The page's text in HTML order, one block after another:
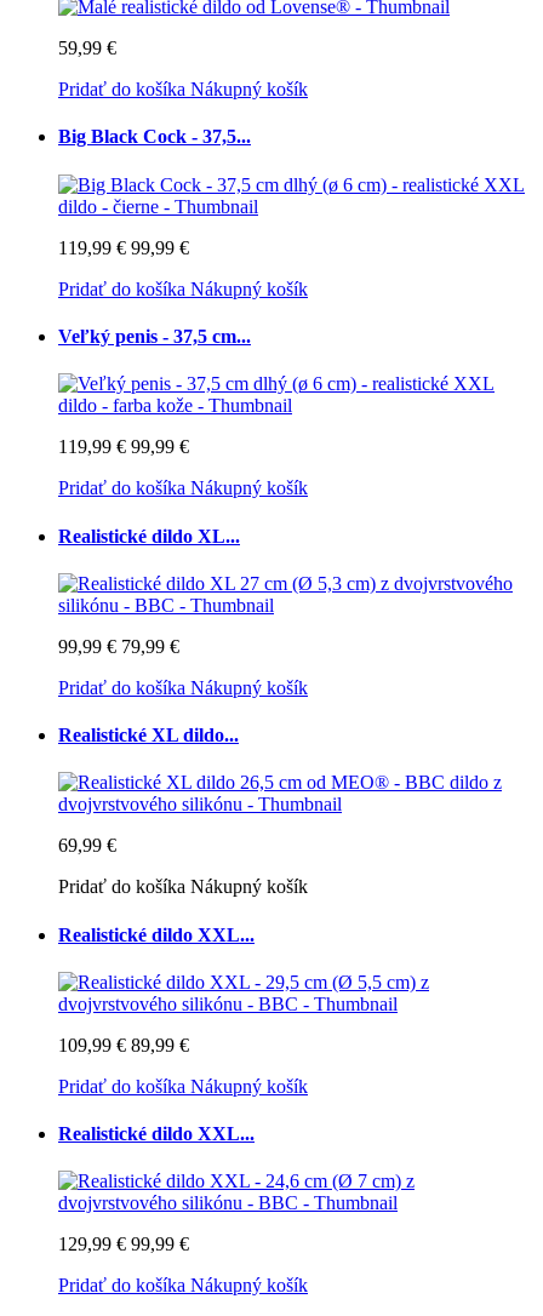
59,99 €
Pridať do košíka Nákupný košík
Big Black Cock - 37,5...
119,99 € 99,99 €
Pridať do košíka Nákupný košík
Veľký penis - 37,5 cm...
119,99 € 99,99 €
Pridať do košíka Nákupný košík
Realistické dildo XL...
99,99 € 79,99 €
Pridať do košíka Nákupný košík
Realistické XL dildo...
69,99 €
Pridať do košíka Nákupný košík
Realistické dildo XXL...
109,99 € 89,99 €
Pridať do košíka Nákupný košík
Realistické dildo XXL...
129,99 € 99,99 €
Pridať do košíka Nákupný košík